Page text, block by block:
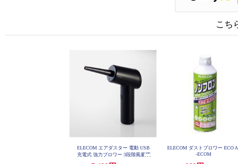
こち
ELECOM エアダスター 電動 USB
充電式 強力ブロワー 3段階風量調
ELECOM ダストブロワー ECO
-ECOM